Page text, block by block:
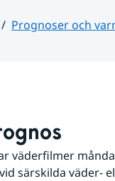
Prognoser och
väderfilmer
särskilda väder-